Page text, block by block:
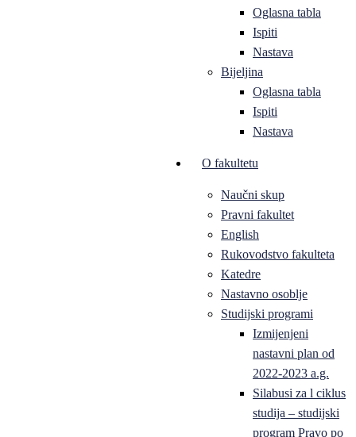
Oglasna tabla
Ispiti
Nastava
Bijeljina
Oglasna tabla
Ispiti
Nastava
O fakultetu
Naučni skup
Pravni fakultet
English
Rukovodstvo fakulteta
Katedre
Nastavno osoblje
Studijski programi
Izmijenjeni
nastavni plan od
2022-2023 a.g.
Silabusi za l ciklus
studija – studijski
program Pravo po